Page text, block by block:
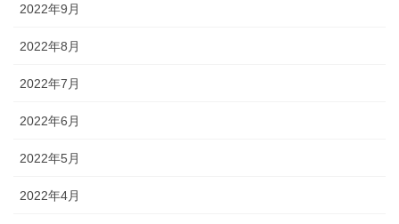
2022年9月
2022年8月
2022年7月
2022年6月
2022年5月
2022年4月